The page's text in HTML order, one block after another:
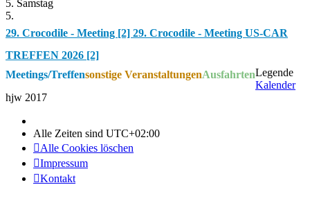
5. Samstag
5.
29. Crocodile - Meeting [2] 29. Crocodile - Meeting US-CAR
TREFFEN 2026 [2]
Legende
Meetings/Treffensonstige VeranstaltungenAusfahrten
Kalender
hjw 2017
Alle Zeiten sind UTC+02:00
Alle Cookies löschen
Impressum
Kontakt